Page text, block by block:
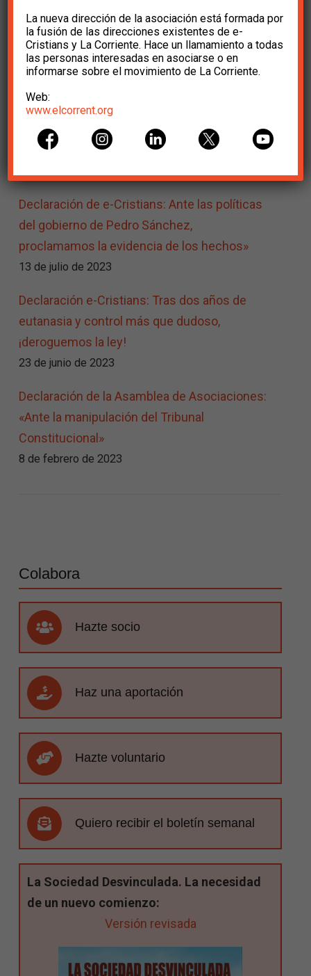
Entrades relacionades
Declaración de e-Cristians: Ante las políticas
del gobierno de Pedro Sánchez,
proclamamos la evidencia de los hechos»
13 de julio de 2023
Declaración e-Cristians: Tras dos años de
eutanasia y control más que dudoso,
¡deroguemos la ley!
23 de junio de 2023
Declaración de la Asamblea de Asociaciones:
«Ante la manipulación del Tribunal
Constitucional»
8 de febrero de 2023
Colabora
Hazte socio
Haz una aportación
Hazte voluntario
Quiero recibir el boletín semanal
La Sociedad Desvinculada. La necesidad
de un nuevo comienzo:
Versión revisada
La nueva dirección de la asociación está formada por
la fusión de las direcciones existentes de e-
Cristians y La Corriente. Hace un llamamiento a todas
las personas interesadas en asociarse o en
informarse sobre el movimiento de La Corriente.
Web:
www.elcorrent.org